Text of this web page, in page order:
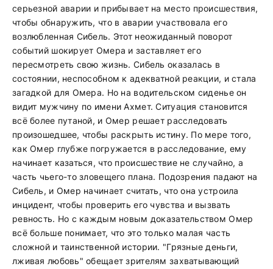
серьезной аварии и прибывает на место происшествия,
чтобы обнаружить, что в аварии участвовала его
возлюбленная Сибель. Этот неожиданный поворот
событий шокирует Омера и заставляет его
пересмотреть свою жизнь. Сибель оказалась в
состоянии, неспособном к адекватной реакции, и стала
загадкой для Омера. Но на водительском сиденье он
видит мужчину по имени Ахмет. Ситуация становится
всё более путаной, и Омер решает расследовать
произошедшее, чтобы раскрыть истину. По мере того,
как Омер глубже погружается в расследование, ему
начинает казаться, что происшествие не случайно, а
часть чьего-то зловещего плана. Подозрения падают на
Сибель, и Омер начинает считать, что она устроила
инцидент, чтобы проверить его чувства и вызвать
ревность. Но с каждым новым доказательством Омер
всё больше понимает, что это только малая часть
сложной и таинственной истории. "Грязные деньги,
лживая любовь" обещает зрителям захватывающий